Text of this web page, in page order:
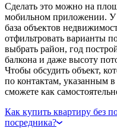
Сделать это можно на
мобильном приложении. У
база объектов
отфильтровать варианты
выбрать район, год
балкона и даже высоту
Чтобы обсудить объект,
по контактам, указанным
сможете как
Как купить квартиру без
посредника?